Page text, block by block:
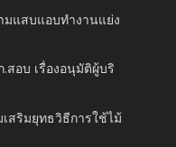
มแสบแอบทำงานแย่ง
สอบ เรื่องอนุมัติผู้บริ
สริมยุทธวิธีการใช้ไม้